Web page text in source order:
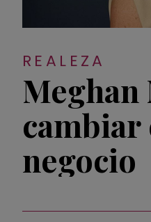
REALEZA
Meghan
cambiar
negocio